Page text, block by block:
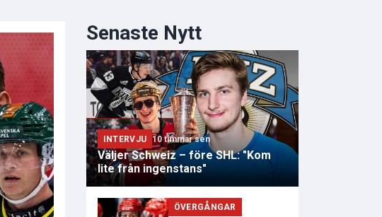
Senaste Nytt
INTERVJU 10 timmar sen
Väljer Schweiz – före SHL: "Kom
lite från ingenstans"
ÖVERGÅNGAR